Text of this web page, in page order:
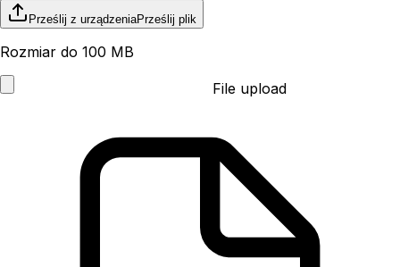
Prześlij z urządzeniaPrześlij plik
Rozmiar do 100 MB
File upload